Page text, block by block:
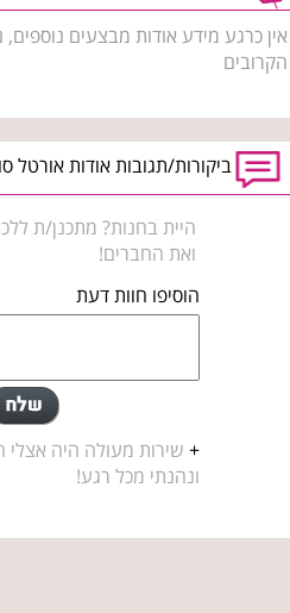
אין כרגע מידע אודות מבצעים
הקרובים
ביקורות/תגובות אודות אורטל
היית בחנות? מתכנן/ת
ואת החברים!
הוסיפו חוות דעת
+ שירות מעולה היה אצלי
ונהנתי מכל רגע!